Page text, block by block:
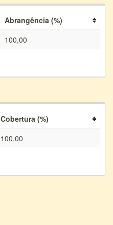
Abrangência (%)
100,00
Cobertura (%)
100,00